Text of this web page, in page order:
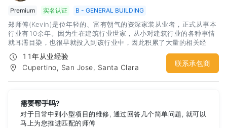
Premium
实名认证 B - GENERAL BUILDING
郑师傅(Kevin)是位年轻的、富有朝气的资深家装从业者，正式从事本
行业有10余年。因为生在建筑行业世家，从小对建筑行业的各种事情
就耳濡目染，也很早就投入到该行业中，因此积累了大量的相关经
验。曾在中国大陆曾经参与过大型隧道和桥梁的工程施工工作，因此
对施工的团队合作和组织工作具有相当心得。这样的经历让郑师傅在
提高团队工作效率方面有了很好的体会，更让郑师傅在保证自己团队
11年从业经验
Cupertino, San Jose, Santa Clara
联系承包商
需要帮手吗?
对于日常中到小型项目的维修, 通过回答几个简单问题, 就可以
马上为您推进匹配的师傅